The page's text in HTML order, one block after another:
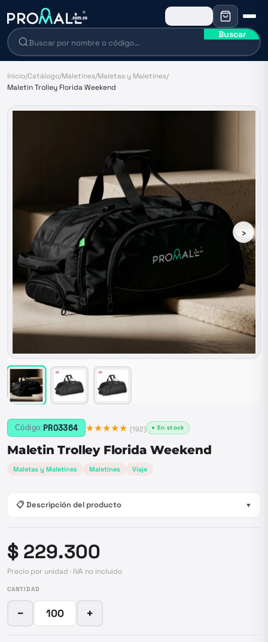
Buscar
Inicio/Catálogo/Maletines/Maletas y Maletines/
Maletin Trolley Florida Weekend
›
Código: PRO3364 ★★★★★ (192) ● En stock
Maletin Trolley Florida Weekend
Maletas y Maletines Maletines Viaje
📋 Descripción del producto ▼
$ 229.300
Precio por unidad · IVA no incluido
CANTIDAD
− +